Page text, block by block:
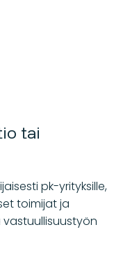
tai
pk-yrityksille,
toimijat ja